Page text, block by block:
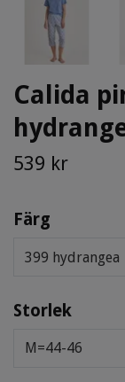
Calida
539 kr
Färg
399 hydrangea
Storlek
M=44-46